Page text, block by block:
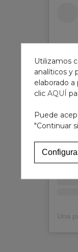
Ver
Utilizamos
analíticos y
elaborado
clic AQUÍ
Puede
"Continuar